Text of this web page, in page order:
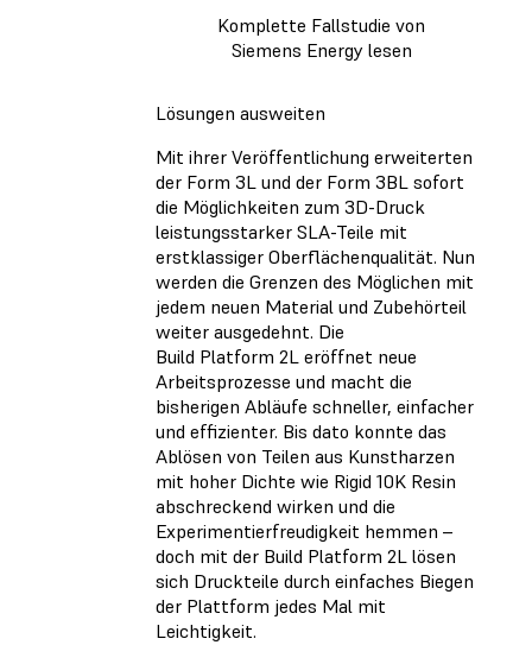
Komplette Fallstudie von
Siemens Energy lesen
Lösungen ausweiten
Mit ihrer Veröffentlichung erweiterten
der Form 3L und der Form 3BL sofort
die Möglichkeiten zum 3D-Druck
leistungsstarker SLA-Teile mit
erstklassiger Oberflächenqualität. Nun
werden die Grenzen des Möglichen mit
jedem neuen Material und Zubehörteil
weiter ausgedehnt. Die
Build Platform 2L eröffnet neue
Arbeitsprozesse und macht die
bisherigen Abläufe schneller, einfacher
und effizienter. Bis dato konnte das
Ablösen von Teilen aus Kunstharzen
mit hoher Dichte wie Rigid 10K Resin
abschreckend wirken und die
Experimentierfreudigkeit hemmen –
doch mit der Build Platform 2L lösen
sich Druckteile durch einfaches Biegen
der Plattform jedes Mal mit
Leichtigkeit.